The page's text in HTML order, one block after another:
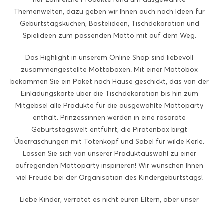
Themenwelten, dazu geben wir Ihnen auch noch Ideen für
Geburtstagskuchen, Bastelideen, Tischdekoration und
Spielideen zum passenden Motto mit auf dem Weg.
Das Highlight in unserem Online Shop sind liebevoll
zusammengestellte Mottoboxen. Mit einer Mottobox
bekommen Sie ein Paket nach Hause geschickt, das von der
Einladungskarte über die Tischdekoration bis hin zum
Mitgebsel alle Produkte für die ausgewählte Mottoparty
enthält. Prinzessinnen werden in eine rosarote
Geburtstagswelt entführt, die Piratenbox birgt
Überraschungen mit Totenkopf und Säbel für wilde Kerle.
Lassen Sie sich von unserer Produktauswahl zu einer
aufregenden Mottoparty inspirieren! Wir wünschen Ihnen
viel Freude bei der Organisation des Kindergeburtstags!
Liebe Kinder, verratet es nicht euren Eltern, aber unser